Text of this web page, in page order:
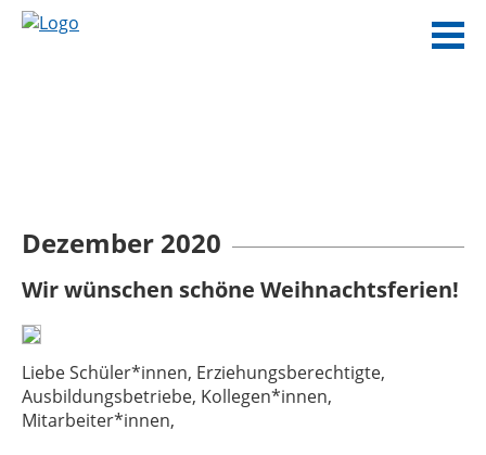
Dezember 2020
Wir wünschen schöne Weihnachtsferien!
Liebe Schüler*innen, Erziehungsberechtigte,
Ausbildungsbetriebe, Kollegen*innen,
Mitarbeiter*innen,